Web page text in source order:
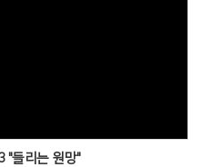
"들리는 원망"